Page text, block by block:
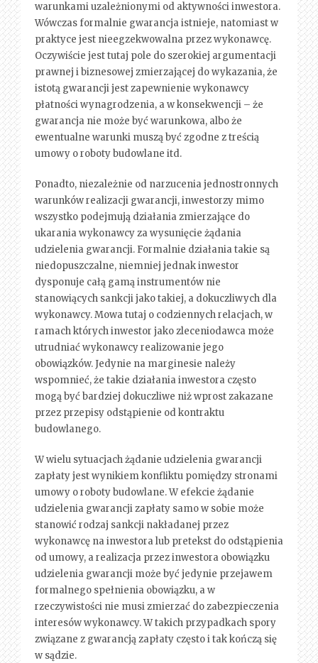
warunkami uzależnionymi od aktywności inwestora.
Wówczas formalnie gwarancja istnieje, natomiast w
praktyce jest nieegzekwowalna przez wykonawcę.
Oczywiście jest tutaj pole do szerokiej argumentacji
prawnej i biznesowej zmierzającej do wykazania, że
istotą gwarancji jest zapewnienie wykonawcy
płatności wynagrodzenia, a w konsekwencji – że
gwarancja nie może być warunkowa, albo że
ewentualne warunki muszą być zgodne z treścią
umowy o roboty budowlane itd.
Ponadto, niezależnie od narzucenia jednostronnych
warunków realizacji gwarancji, inwestorzy mimo
wszystko podejmują działania zmierzające do
ukarania wykonawcy za wysunięcie żądania
udzielenia gwarancji. Formalnie działania takie są
niedopuszczalne, niemniej jednak inwestor
dysponuje całą gamą instrumentów nie
stanowiących sankcji jako takiej, a dokuczliwych dla
wykonawcy. Mowa tutaj o codziennych relacjach, w
ramach których inwestor jako zleceniodawca może
utrudniać wykonawcy realizowanie jego
obowiązków. Jedynie na marginesie należy
wspomnieć, że takie działania inwestora często
mogą być bardziej dokuczliwe niż wprost zakazane
przez przepisy odstąpienie od kontraktu
budowlanego.
W wielu sytuacjach żądanie udzielenia gwarancji
zapłaty jest wynikiem konfliktu pomiędzy stronami
umowy o roboty budowlane. W efekcie żądanie
udzielenia gwarancji zapłaty samo w sobie może
stanowić rodzaj sankcji nakładanej przez
wykonawcę na inwestora lub pretekst do odstąpienia
od umowy, a realizacja przez inwestora obowiązku
udzielenia gwarancji może być jedynie przejawem
formalnego spełnienia obowiązku, a w
rzeczywistości nie musi zmierzać do zabezpieczenia
interesów wykonawcy. W takich przypadkach spory
związane z gwarancją zapłaty często i tak kończą się
w sądzie.